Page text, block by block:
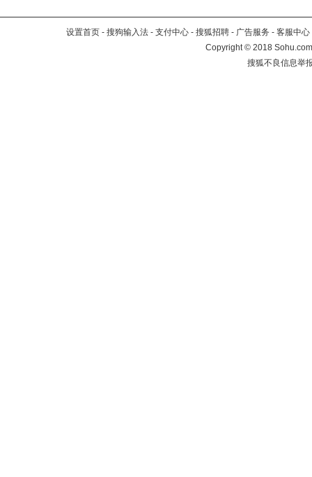
设置首页 - 搜狗输入法 - 支付中心 - 搜狐招聘 - 广告服务 - 客服中心
Copyright©2018
搜狐不良信息举